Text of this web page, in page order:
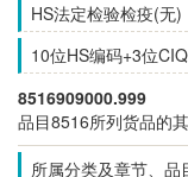
HS法定检验检疫(无)
10位HS编码+3位
8516909000.999
品目8516所列货品的
所属分类及章节、品